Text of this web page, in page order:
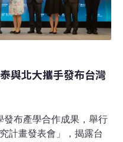
與北大攜手發布台灣
發布產學合作成果，舉行
計畫發表會」，揭露台